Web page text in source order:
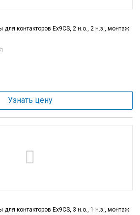
для контакторов Ex9CS, 2 н.о., 2 н.з., монтаж
Узнать цену
для контакторов Ex9CS, 3 н.о., 1 н.з., монтаж